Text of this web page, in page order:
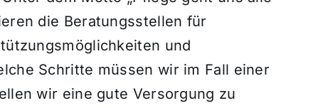
die Beratungsstellen für
und
Schritte müssen wir im Fall einer
wir eine gute Versorgung zu